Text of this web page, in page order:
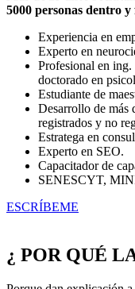
5000 personas dentro
Experiencia en
Experto en
Profesional en ing.
doctorado en
Estudiante de
Desarrollo de más
registrados y no
Estratega en
Experto en SEO.
Capacitador de
SENESCYT,
ESCRÍBEME
¿ POR QUÉ